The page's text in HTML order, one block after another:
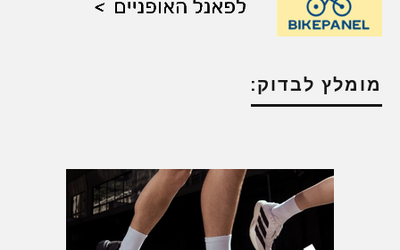
מומלץ לבדוק: